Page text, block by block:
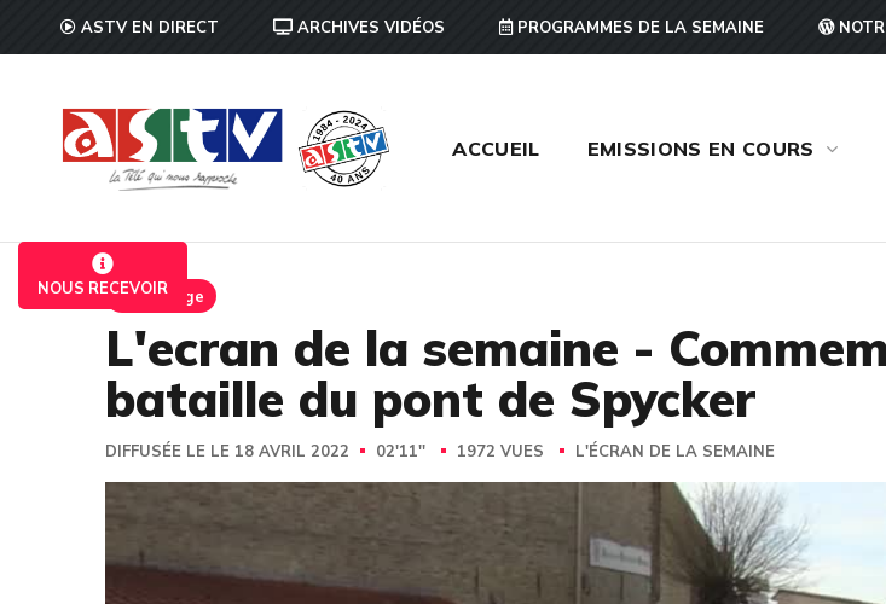
ASTV EN DIRECT ARCHIVES VIDÉOS PROGRAMMES DE LA SEMAINE
ACCUEIL EMISSIONS EN COURS
NOUS RECEVOIR
Reportage
L'ecran de la semaine -
bataille du pont de Spycker
DIFFUSÉE LE LE 18 AVRIL 2022 02'11'' 1972 VUES L'ÉCRAN DE LA SEMAINE